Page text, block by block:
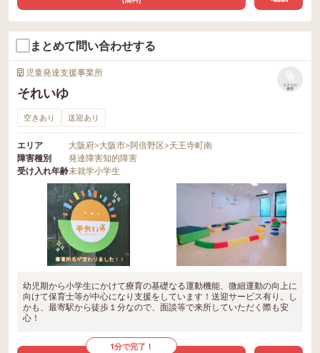
まとめて問い合わせする
児童発達支援事業所
それいゆ
リストに
保存
空きあり 送迎あり
エリア 大阪府>大阪市>阿倍野区>天王寺町南
障害種別
発達障害知的障害
受け入れ年齢未就学小学生
幼児期から小学生にかけて療育の基礎なる運動機能、微細運動の向上に
向けて保育士等が中心になり支援をしています！送迎サービス有り。し
かも、最寄駅から徒歩１分なので、面談等で来所していただく際も安
心！
1分で完了！